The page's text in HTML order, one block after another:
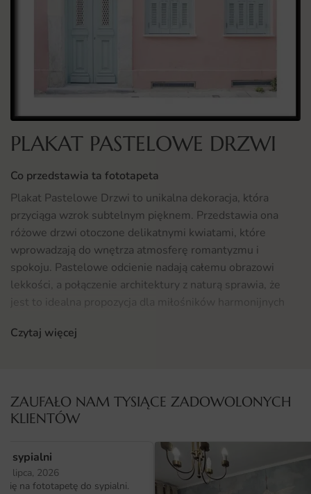
PLAKAT PASTELOWE DRZWI
Co przedstawia ta fototapeta
Plakat Pastelowe Drzwi to unikalna dekoracja, która
przyciąga wzrok subtelnym pięknem. Przedstawia ona
różowe drzwi otoczone delikatnymi kwiatami, które
wprowadzają do wnętrza atmosferę romantyzmu i
spokoju. Pastelowe odcienie nadają całemu obrazowi
lekkości, a połączenie architektury z naturą sprawia, że
jest to idealna propozycja dla miłośników harmonijnych
przytulnych wnętrz, wprowadzając do sypialni wyjątkowy
Fototapeta Plakat Pastelowe Drzwi to idealny wybór do
sypialni, gdzie wprowadzi romantyczny nastrój i uczucie
harmonii. Można ją także zastosować w innych
pomieszczeniach, takich jak salon czy biuro, gdzie stanie
się przyjemnym akcentem dekoracyjnym. Doskonale
Czytaj więcej
ZAUFAŁO NAM TYSIĄCE ZADOWOLONYCH
KLIENTÓW
sypialni
lipca, 2026
się na fototapetę do sypialni.